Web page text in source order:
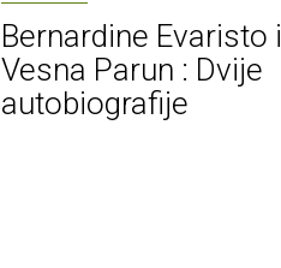
Bernardine Evaristo i
Vesna Parun : Dvije
autobiografije